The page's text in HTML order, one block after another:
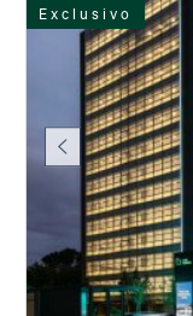
Exclusivo